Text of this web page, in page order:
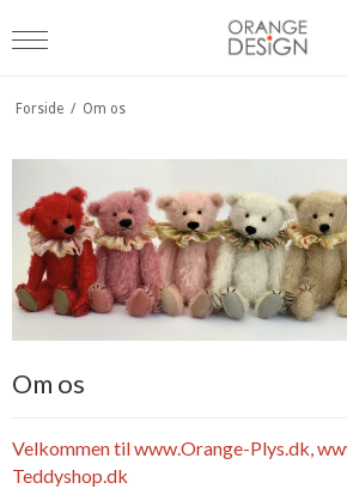
Forside / Om os
Om os
Velkommen til www.Orange-Plys.dk,
Teddyshop.dk